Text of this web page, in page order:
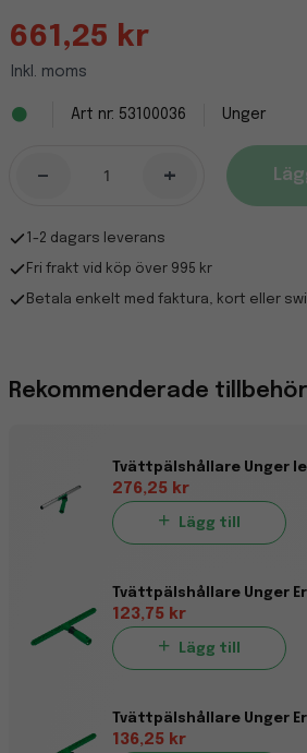
661,25 kr
Inkl. moms
53100036 Unger
- +
1-2 dagars leverans
Fri frakt vid köp över 995 kr
Betala enkelt med faktura, kort eller
Rekommenderade tillbehör
Tvättpälshållare Unger
276,25 kr
Lägg till
Tvättpälshållare Unger
123,75 kr
Lägg till
Tvättpälshållare Unger
136,25 kr